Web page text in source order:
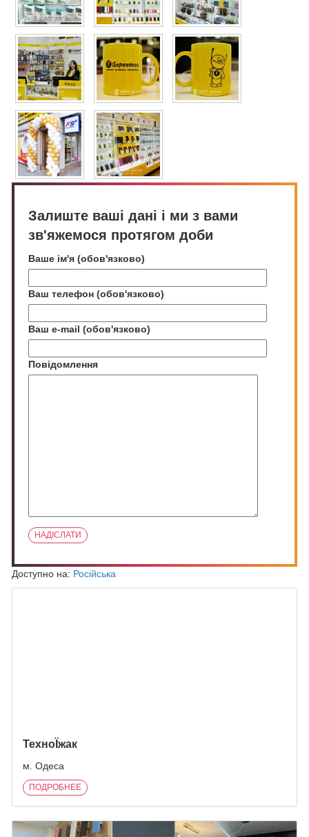
Залиште ваші дані і ми з вами
зв'яжемося протягом доби
Ваше ім'я (обов'язково)
Ваш телефон (обов'язково)
Ваш e-mail (обов'язково)
Повідомлення
Доступно на: Російська
ТехноЇжак
м. Одеса
ПОДРОБНЕЕ